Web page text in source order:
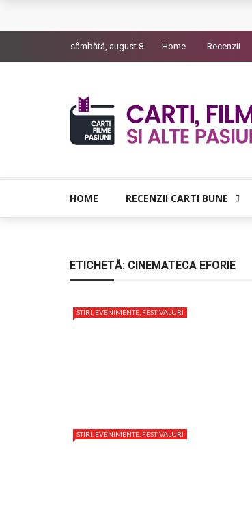
The Man Who Sold Air in the Holy
Bolla – O iubire interzisa din
Luati-ma drept un vis. Povestiri in
sâmbătă, august 8 Home Recenzii
HOME RECENZII CARTI BUNE
ETICHETĂ: CINEMATECA EFORIE
STIRI, EVENIMENTE, FESTIVALURI
STIRI, EVENIMENTE, FESTIVALURI